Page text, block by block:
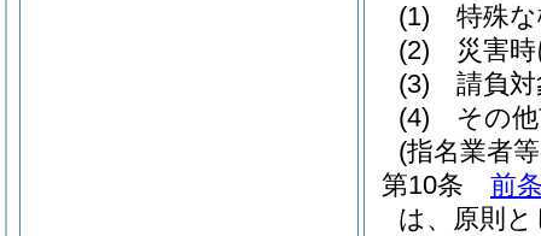
(1)
特殊
(2)
災害
(3)
請負
(4)
その
(指名業者
第10条
前
は、原則